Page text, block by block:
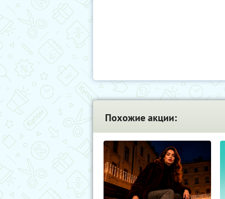
Похожие акции: